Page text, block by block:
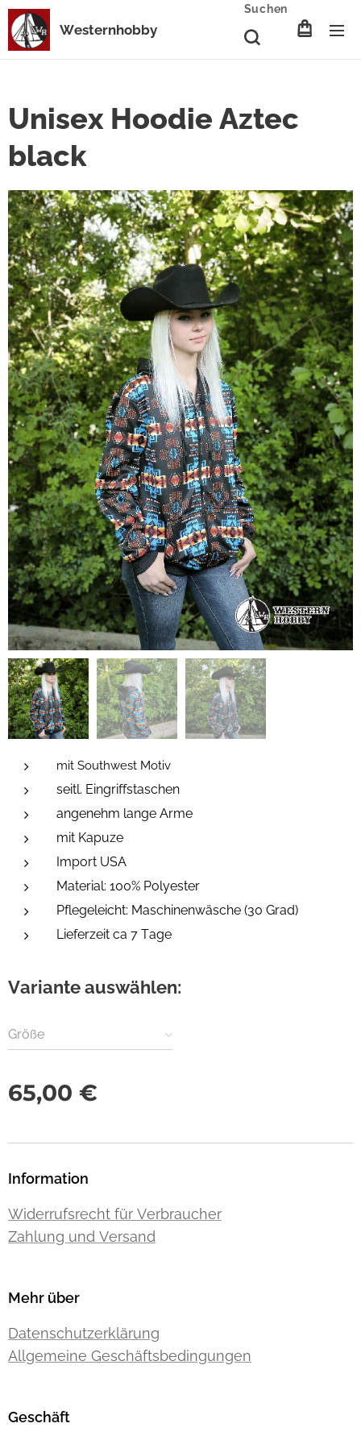
Westernhobby
Suchen
Unisex Hoodie Aztec
black
mit Southwest Motiv
seitl. Eingriffstaschen
angenehm lange Arme
mit Kapuze
Import USA
Material: 100% Polyester
Pflegeleicht: Maschinenwäsche (30 Grad)
Lieferzeit ca 7 Tage
Variante auswählen:
Größe
65,00 €
Information
Widerrufsrecht für Verbraucher
Zahlung und Versand
Mehr über
Datenschutzerklärung
Allgemeine Geschäftsbedingungen
Geschäft